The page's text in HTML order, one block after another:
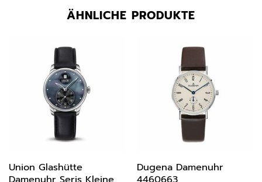
ÄHNLICHE PRODUKTE
Union Glashütte
Dugena Damenuhr